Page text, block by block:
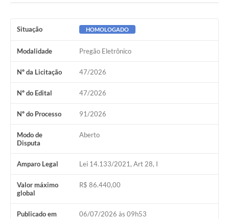
Situação HOMOLOGADO
Modalidade Pregão Eletrônico
Nº da Licitação 47/2026
Nº do Edital 47/2026
Nº do Processo 91/2026
Modo de
Disputa
Aberto
Amparo Legal Lei 14.133/2021, Art 28, I
Valor máximo
global
R$ 86.440,00
Publicado em 06/07/2026 às 09h53